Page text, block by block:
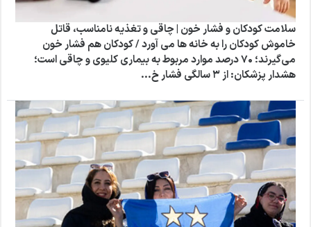
سلامت کودکان و فشار خون | چاقی و تغذیه نامناسب، قاتل
خاموش کودکان را به خانه‌ ها می‌ آورد / کودکان هم فشار خون
می‌گیرند؛ ۷۰ درصد موارد مربوط به بیماری کلیوی و چاقی است؛
هشدار پزشکان: از ۳ سالگی فشار خ...